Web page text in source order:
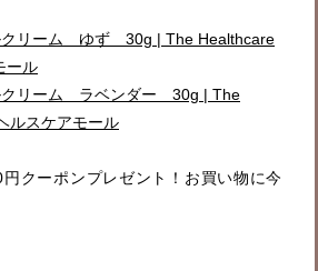
クリーム ゆず 30g | The Healthcare
ール
クリーム ラベンダー 30g | The
ルスケアモール
クーポンプレゼント！お買い物に今